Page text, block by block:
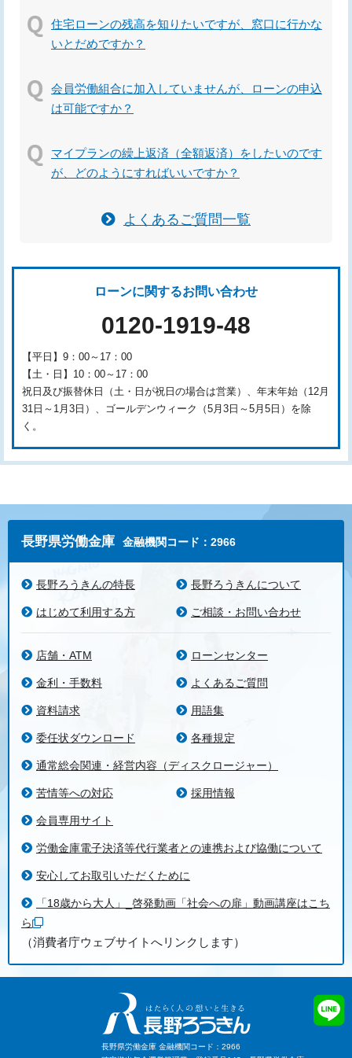
住宅ローンの残高を知りたいですが、窓口に行かな
いとだめですか？
会員労働組合に加入していませんが、ローンの申込
は可能ですか？
マイプランの繰上返済（全額返済）をしたいのです
が、どのようにすればいいですか？
よくあるご質問一覧
ローンに関するお問い合わせ
0120-1919-48
【平日】9：00～17：00
【土・日】10：00～17：00
祝日及び振替休日（土・日が祝日の場合は営業）、年末年始（12月
31日～1月3日）、ゴールデンウィーク（5月3日～5月5日）を除
く。
長野県労働金庫 金融機関コード：2966
長野ろうきんの特長 長野ろうきんについて
はじめて利用する方 ご相談・お問い合わせ
店舗・ATM ローンセンター
金利・手数料 よくあるご質問
資料請求 用語集
委任状ダウンロード 各種規定
通常総会関連・経営内容（ディスクロージャー）
苦情等への対応 採用情報
会員専用サイト
労働金庫電子決済等代行業者との連携および協働について
安心してお取引いただくために
「18歳から大人」_啓発動画「社会への扉」動画講座はこち
ら
（消費者庁ウェブサイトへリンクします）
長野県労働金庫 金融機関コード：2966